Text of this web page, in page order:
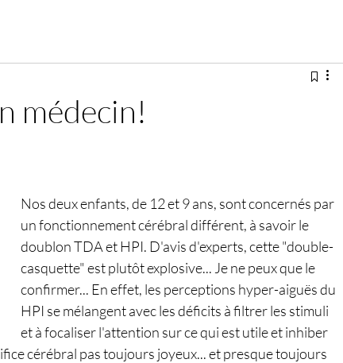
médecin!
Nos deux enfants, de 12 et 9 ans, sont concernés par
un fonctionnement cérébral différent, à savoir le
doublon TDA et HPI. D'avis d'experts, cette "double-
casquette" est plutôt explosive... Je ne peux que le
confirmer... En effet, les perceptions hyper-aiguës du
HPI se mélangent avec les déficits à filtrer les stimuli
et à focaliser l'attention sur ce qui est utile et inhiber
cérébral pas toujours joyeux... et presque toujours